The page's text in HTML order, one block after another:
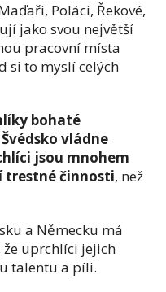
Poláci, Řekové,
jako svou největší
pracovní místa
si to myslícelých
bohaté
vládne
jsou mnohem
trestné činnosti, než
a Německu má
uprchlíci jejich
talentu a píli.